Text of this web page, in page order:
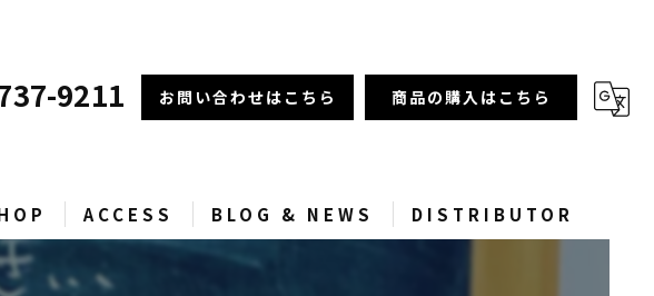
9211 お問い合わせはこちら 商品の購入はこちら
ACCESS BLOG & NEWS DISTRIBUTOR